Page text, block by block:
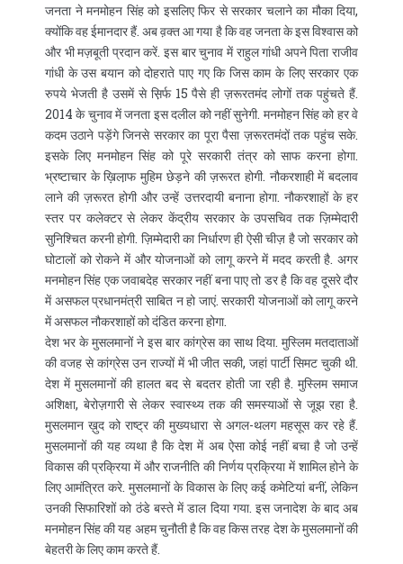
जनता ने मनमोहन सिंह को इसलिए फिर से सरकार चलाने का मौका दिया,
क्योंकि वह ईमानदार हैं. अब व़क्त आ गया है कि वह जनता के इस विश्वास को
और भी मज़बूती प्रदान करें. इस बार चुनाव में राहुल गांधी अपने पिता राजीव
गांधी के उस बयान को दोहराते पाए गए कि जिस काम के लिए सरकार एक
रुपये भेजती है उसमें से स़िर्फ 15 पैसे ही ज़रूरतमंद लोगों तक पहुंचते हैं.
2014 के चुनाव में जनता इस दलील को नहीं सुनेगी. मनमोहन सिंह को हर वे
कदम उठाने पड़ेंगे जिनसे सरकार का पूरा पैसा ज़रूरतमंदों तक पहुंच सके.
इसके लिए मनमोहन सिंह को पूरे सरकारी तंत्र को साफ करना होगा.
भ्रष्टाचार के ख़िला़फ मुहिम छेड़ने की ज़रूरत होगी. नौकरशाही में बदलाव
लाने की ज़रूरत होगी और उन्हें उत्तरदायी बनाना होगा. नौकरशाहों के हर
स्तर पर कलेक्टर से लेकर केंद्रीय सरकार के उपसचिव तक ज़िम्मेदारी
सुनिश्चित करनी होगी. ज़िम्मेदारी का निर्धारण ही ऐसी चीज़ है जो सरकार को
घोटालों को रोकने में और योजनाओं को लागू करने में मदद करती है. अगर
मनमोहन सिंह एक जवाबदेह सरकार नहीं बना पाए तो डर है कि वह दूसरे दौर
में असफल प्रधानमंत्री साबित न हो जाएं. सरकारी योजनाओं को लागू करने
में असफल नौकरशाहों को दंडित करना होगा.
देश भर के मुसलमानों ने इस बार कांग्रेस का साथ दिया. मुस्लिम मतदाताओं
की वजह से कांग्रेस उन राज्यों में भी जीत सकी, जहां पार्टी सिमट चुकी थी.
देश में मुसलमानों की हालत बद से बदतर होती जा रही है. मुस्लिम समाज
अशिक्षा, बेरोज़गारी से लेकर स्वास्थ्य तक की समस्याओं से जूझ रहा है.
मुसलमान ख़ुद को राष्ट्र की मुख्यधारा से अगल-थलग महसूस कर रहे हैं.
मुसलमानों की यह व्यथा है कि देश में अब ऐसा कोई नहीं बचा है जो उन्हें
विकास की प्रक्रिया में और राजनीति की निर्णय प्रक्रिया में शामिल होने के
लिए आमंत्रित करे. मुसलमानों के विकास के लिए कई कमेटियां बनीं, लेकिन
उनकी सिफारिशों को ठंडे बस्ते में डाल दिया गया. इस जनादेश के बाद अब
मनमोहन सिंह की यह अहम चुनौती है कि वह किस तरह देश के मुसलमानों की
बेहतरी के लिए काम करते हैं.